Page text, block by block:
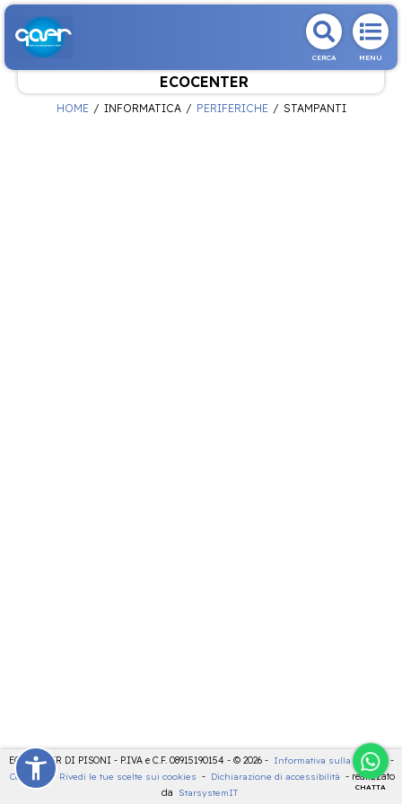
CERCA MENU
ECOCENTER
CHATTA
HOME INFORMATICA PERIFERICHE STAMPANTI
ECOCENTER DI PISONI - P.IVA e C.F. 08915190154 - © 2026 - Informativa sulla privacy
-
Cookies
- Rivedi le tue scelte sui cookies - Dichiarazione di accessibilità - realizzato
da
StarsystemIT